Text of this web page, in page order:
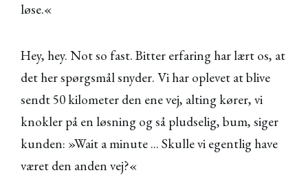
løse.«
Hey, hey. Not so fast. Bitter erfaring har lært os, at
det her spørgsmål snyder. Vi har oplevet at blive
sendt 50 kilometer den ene vej, alting kører, vi
knokler på en løsning og så pludselig, bum, siger
kunden: »Wait a minute ... Skulle vi egentlig have
været den anden vej?«